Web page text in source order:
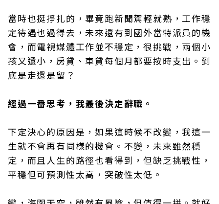
當時也挺掙扎的，畢竟跑新聞駕輕就熟，工作穩
定待遇也過得去，未來還有到國外當特派員的機
會，而電視媒體工作並不穩定，很挑戰，兩個小
孩又還小，房貸、車貸每個月都要按時支出。到
底是走還是留？
經過一番思考，我最後決定辭職。
下定決心的原因是，如果這時候不改變，我這一
生就不會再有同樣的機會。不變，未來雖然穩
定，而且人生的路徑也看得到，但缺乏挑戰性，
平穩但可預測性太高，突破性太低。